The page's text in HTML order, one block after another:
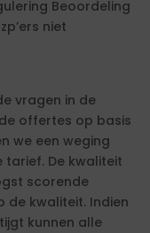
Beoordeling
niet
vragen in de
offertes op basis
we een weging
De kwaliteit
scorende
kwaliteit. Indien
kunnen alle